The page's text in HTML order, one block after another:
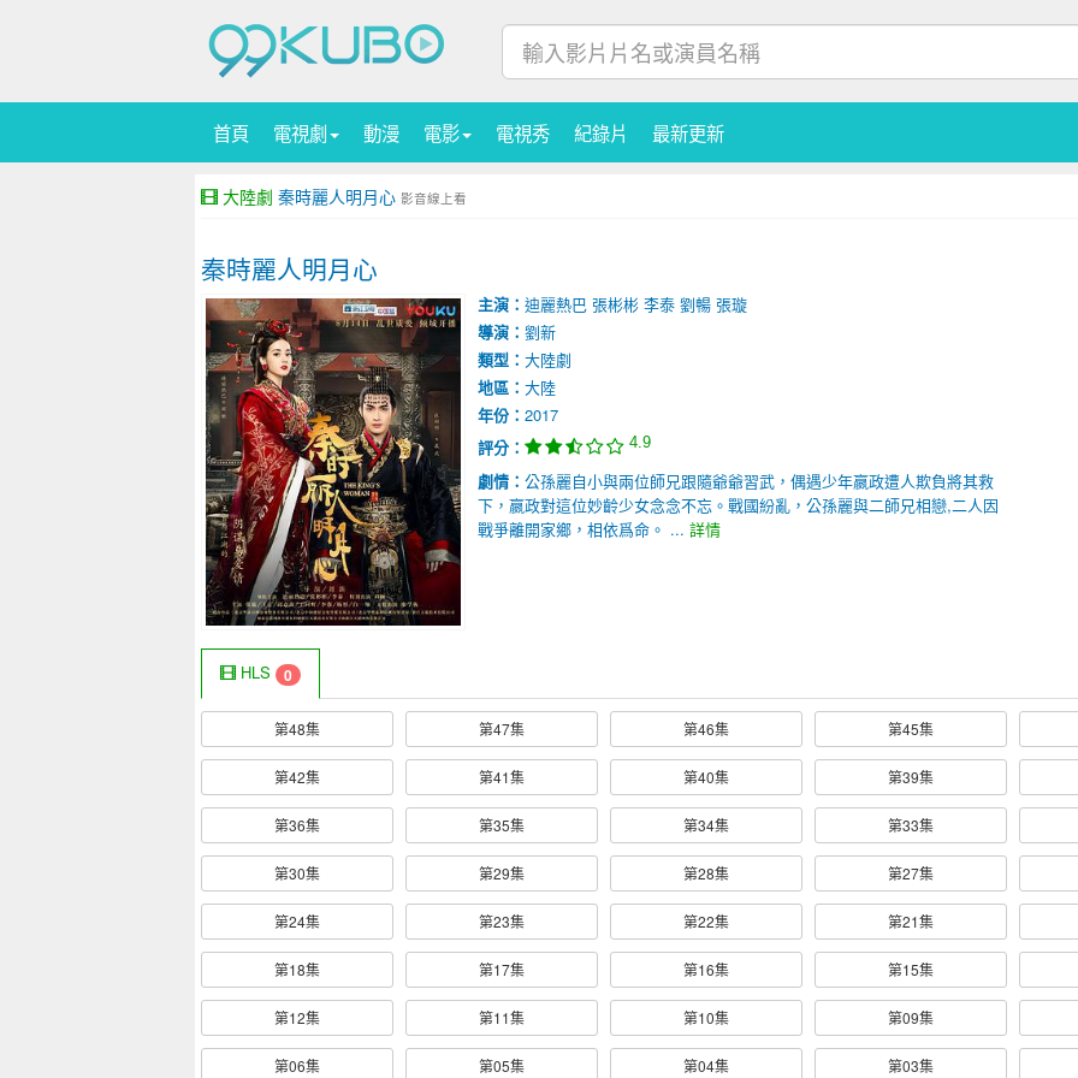
首頁 電視劇 動漫 電影 電視秀 紀錄片 最新更新
大陸劇 秦時麗人明月心 影音線上看
秦時麗人明月心
主演： 迪麗熱巴 張彬彬 李泰 劉暢 張璇
導演： 劉新
類型： 大陸劇
地區： 大陸
年份： 2017
評分：
4.9
劇情： 公孫麗自小與兩位師兄跟隨爺爺習武，偶遇少年嬴政遭人欺負將其救
下，嬴政對這位妙齡少女念念不忘。戰國紛亂，公孫麗與二師兄相戀,二人因
戰爭離開家鄉，相依爲命。 ... 詳情
HLS 0
第48集 第47集 第46集 第45集
第42集 第41集 第40集 第39集
第36集 第35集 第34集 第33集
第30集 第29集 第28集 第27集
第24集 第23集 第22集 第21集
第18集 第17集 第16集 第15集
第12集 第11集 第10集 第09集
第06集 第05集 第04集 第03集